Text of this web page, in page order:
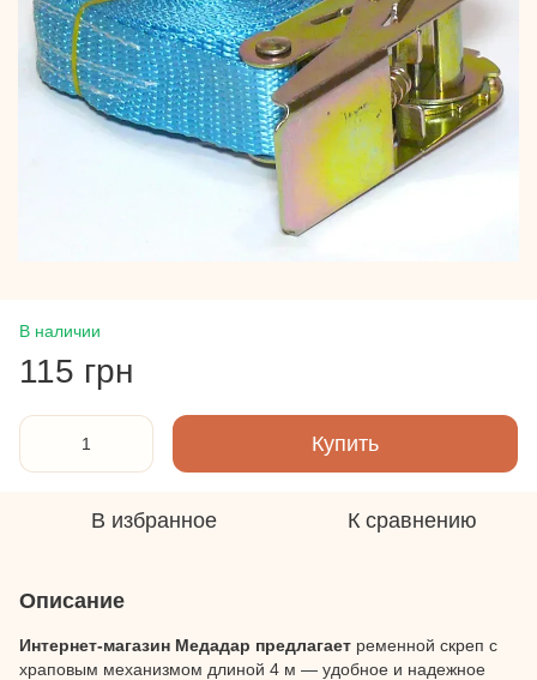
В наличии
115 грн
Купить
В избранное К сравнению
Описание
Интернет-магазин Медадар предлагает ременной скреп с
храповым механизмом длиной 4 м — удобное и надежное